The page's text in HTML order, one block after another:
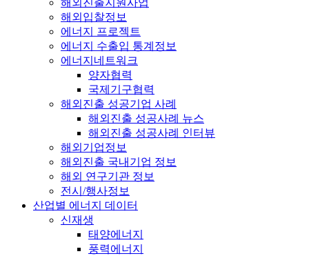
해외입찰정보
에너지 프로젝트
에너지 수출입 통계정보
에너지네트워크
양자협력
국제기구협력
해외진출 성공기업 사례
해외진출 성공사례 뉴스
해외진출 성공사례 인터뷰
해외기업정보
해외진출 국내기업 정보
해외 연구기관 정보
전시/행사정보
산업별 에너지 데이터
신재생
태양에너지
풍력에너지